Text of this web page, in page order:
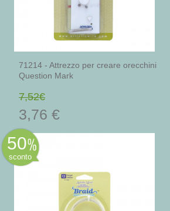
71214 - Attrezzo per creare orecchini
Question Mark
7,52€
3,76 €
50
sconto